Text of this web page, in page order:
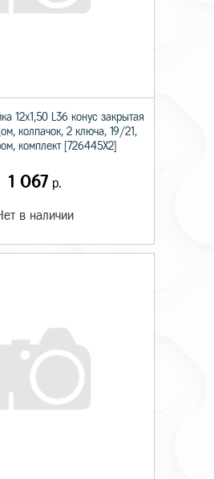
12х1,50 L36 конус закрытая
колпачок, 2 ключа, 19/21,
комплект [726445X2]
1 067 р.
в наличии